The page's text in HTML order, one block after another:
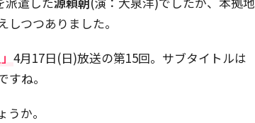
つつありました。
4月17日(日)放送の第15回。サブタイトルは
ね。
か。